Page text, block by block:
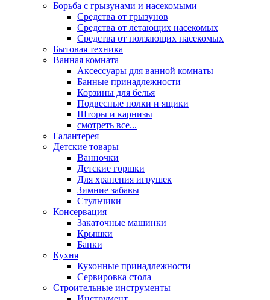
Борьба с грызунами и насекомыми
Средства от грызунов
Средства от летающих насекомых
Средства от ползающих насекомых
Бытовая техника
Ванная комната
Аксессуары для ванной комнаты
Банные принадлежности
Корзины для белья
Подвесные полки и ящики
Шторы и карнизы
смотреть все...
Галантерея
Детские товары
Ванночки
Детские горшки
Для хранения игрушек
Зимние забавы
Стульчики
Консервация
Закаточные машинки
Крышки
Банки
Кухня
Кухонные принадлежности
Сервировка стола
Строительные инструменты